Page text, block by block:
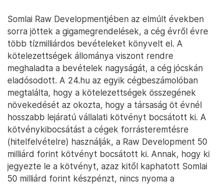
Somlai Raw Developmentjében az elmúlt években
sorra jöttek a gigamegrendelések, a cég évről évre
több tízmilliárdos bevételeket könyvelt el. A
kötelezettségek állománya viszont rendre
meghaladta a bevételek nagyságát, a cég jócskán
eladósodott. A 24.hu az egyik cégbeszámolóban
megtalálta, hogy a kötelezettségek összegének
növekedését az okozta, hogy a társaság öt évnél
hosszabb lejáratú vállalati kötvényt bocsátott ki. A
kötvénykibocsátást a cégek forrásteremtésre
(hitelfelvételre) használják, a Raw Development 50
milliárd forint kötvényt bocsátott ki. Annak, hogy ki
jegyezte le a kötvényt, azaz kitől kaphatott Somlai
50 milliárd forint készpénzt, nincs nyoma a